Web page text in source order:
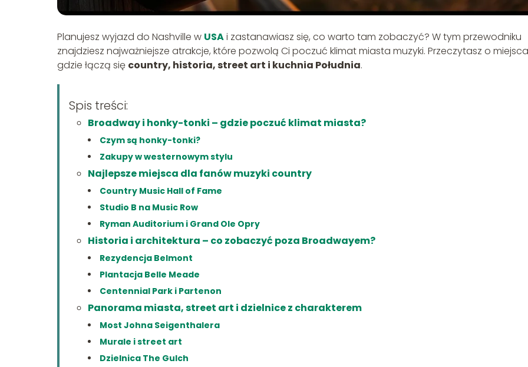
Planujesz wyjazd do Nashville w USAi zastanawiasz się, co warto tam zobaczyć? W tym przewodniku
znajdziesz najważniejsze atrakcje, które pozwolą Ci poczuć klimat miasta muzyki. Przeczytasz o
gdzie łączą się country, historia, street art i kuchnia Południa.
Spis treści:
Broadway i honky-tonki – gdzie poczuć klimat miasta?
Czym są honky-tonki?
Zakupy w westernowym stylu
Najlepsze miejsca dla fanów muzyki country
Country Music Hall of Fame
Studio B na Music Row
Ryman Auditorium i Grand Ole Opry
Historia i architektura – co zobaczyć poza Broadwayem?
Rezydencja Belmont
Plantacja Belle Meade
Centennial Park i Partenon
Panorama miasta, street art i dzielnice z charakterem
Most Johna Seigenthalera
Murale i street art
Dzielnica The Gulch